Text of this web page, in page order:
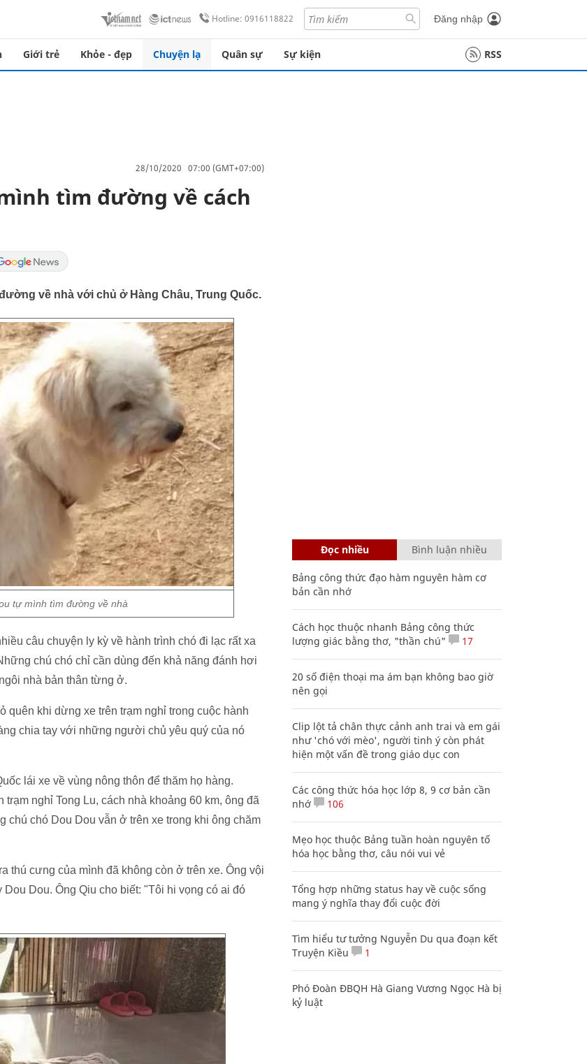
Hotline: 0916118822 Đăng nhập
Giới trẻ Khỏe - đẹp Chuyện lạ Quân sự Sự kiện RSS
28/10/2020 07:00 (GMT+07:00)
tìm đường về cách
về nhà với chủ ở Hàng Châu, Trung Quốc.
tự mình tìm đường về nhà
câu chuyện ly kỳ về hành trình chó đi lạc rất xa
chú chó chỉ cần dùng đến khả năng đánh hơi
nhà bản thân từng ở.
quên khi dừng xe trên trạm nghỉ trong cuộc hành
chia tay với những người chủ yêu quý của nó
lái xe về vùng nông thôn để thăm họ hàng.
nghỉ Tong Lu, cách nhà khoảng 60 km, ông đã
chó Dou Dou vẫn ở trên xe trong khi ông chăm
thú cưng của mình đã không còn ở trên xe. Ông vội
Dou. Ông Qiu cho biết: "Tôi hi vọng có ai đó
Đọc nhiều Bình luận nhiều
Bảng công thức đạo hàm nguyên hàm cơ
bản cần nhớ
Cách học thuộc nhanh Bảng công thức
lượng giác bằng thơ, "thần chú"
17
20 số điện thoại ma ám bạn không bao giờ
nên gọi
Clip lột tả chân thực cảnh anh trai và em gái
như 'chó với mèo', người tinh ý còn phát
hiện một vấn đề trong giáo dục con
Các công thức hóa học lớp 8, 9 cơ bản cần
nhớ
106
Mẹo học thuộc Bảng tuần hoàn nguyên tố
hóa học bằng thơ, câu nói vui vẻ
Tổng hợp những status hay về cuộc sống
mang ý nghĩa thay đổi cuộc đời
Tìm hiểu tư tưởng Nguyễn Du qua đoạn kết
Truyện Kiều
1
Phó Đoàn ĐBQH Hà Giang Vương Ngọc Hà bị
kỷ luật